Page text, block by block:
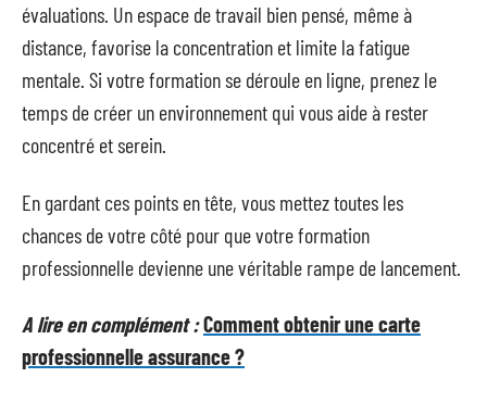
évaluations. Un espace de travail bien pensé, même à
distance, favorise la concentration et limite la fatigue
mentale. Si votre formation se déroule en ligne, prenez le
temps de créer un environnement qui vous aide à rester
concentré et serein.
En gardant ces points en tête, vous mettez toutes les
chances de votre côté pour que votre formation
professionnelle devienne une véritable rampe de lancement.
A lire en complément :Comment obtenir une carte
professionnelle assurance ?